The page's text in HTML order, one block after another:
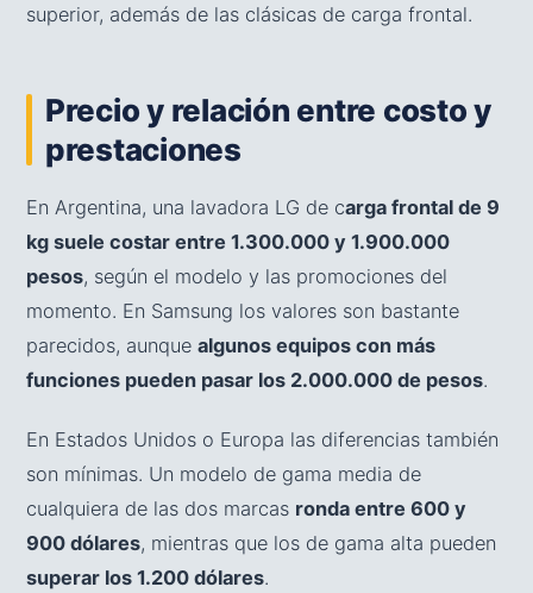
superior, además de las clásicas de carga frontal.
Precio y relación entre costo y
prestaciones
En Argentina, una lavadora LG de carga frontal de 9
kg suele costar entre 1.300.000 y 1.900.000
pesos, según el modelo y las promociones del
momento. En Samsung los valores son bastante
parecidos, aunque algunos equipos con más
funciones pueden pasar los 2.000.000 de pesos.
En Estados Unidos o Europa las diferencias también
son mínimas. Un modelo de gama media de
cualquiera de las dos marcas ronda entre 600 y
900 dólares, mientras que los de gama alta pueden
superar los 1.200 dólares.